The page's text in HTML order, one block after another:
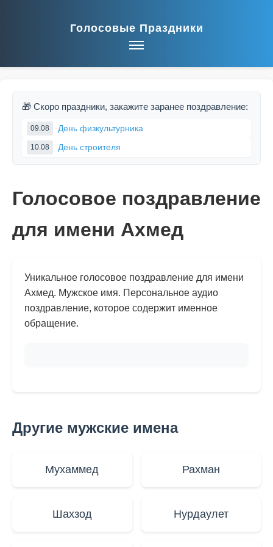
Голосовые Праздники
🎁 Скоро праздники, закажите заранее поздравление:
09.08 День физкультурника
10.08 День строителя
Голосовое поздравление
для имени Ахмед
Уникальное голосовое поздравление для имени
Ахмед. Мужское имя. Персональное аудио
поздравление, которое содержит именное
обращение.
Другие мужские имена
Мухаммед Рахман
Шахзод Нурдаулет